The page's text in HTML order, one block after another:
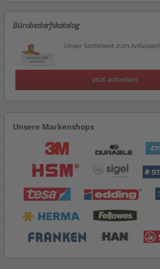
Bürobedarfskatalog
Unser Sortiment zum Anfassen!
Jetzt anfordern
Unsere Markenshops